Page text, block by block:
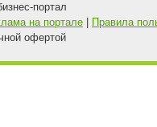
портал
на портале
Правила
офертой